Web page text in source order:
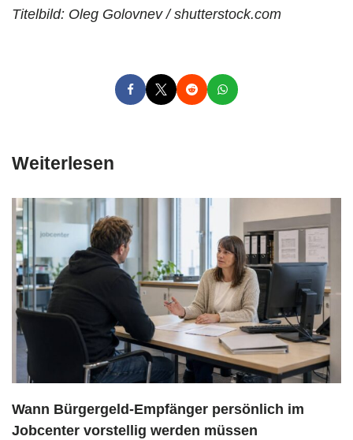
Titelbild: Oleg Golovnev / shutterstock.com
Weiterlesen
Wann Bürgergeld-Empfänger persönlich im
Jobcenter vorstellig werden müssen